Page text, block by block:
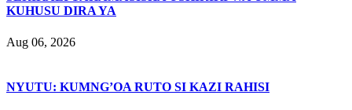
KUHUSU DIRA YA
Aug 06, 2026
NYUTU: KUMNG’OA RUTO SI KAZI RAHISI